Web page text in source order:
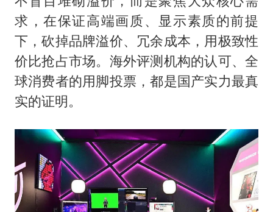
求，在保证高端画质、显示素质的前提
下，砍掉品牌溢价、冗余成本，用极致性
价比抢占市场。海外评测机构的认可、全
球消费者的用脚投票，都是国产实力最真
实的证明。